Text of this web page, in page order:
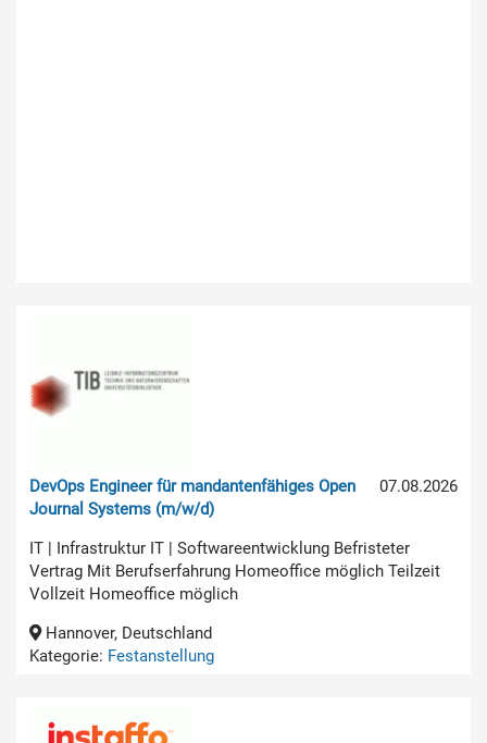
07.08.2026
DevOps Engineer für mandantenfähiges Open
Journal Systems (m/w/d)
IT | Infrastruktur IT | Softwareentwicklung Befristeter
Vertrag Mit Berufserfahrung Homeoffice möglich Teilzeit
Vollzeit Homeoffice möglich
Hannover, Deutschland
Kategorie: Festanstellung